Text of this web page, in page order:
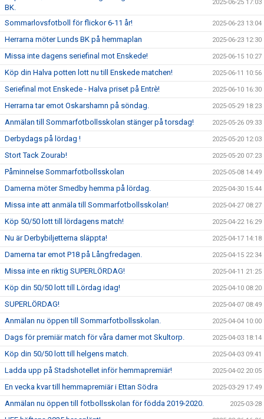
BK.
2025-06-25 17:03
Sommarlovsfotboll för flickor 6-11 år! 2025-06-23 13:04
Herrarna möter Lunds BK på hemmaplan 2025-06-23 12:30
Missa inte dagens seriefinal mot Enskede! 2025-06-15 10:27
Köp din Halva potten lott nu till Enskede matchen! 2025-06-11 10:56
Seriefinal mot Enskede - Halva priset på Entrè! 2025-06-10 16:30
Herrarna tar emot Oskarshamn på söndag. 2025-05-29 18:23
Anmälan till Sommarfotbollsskolan stänger på torsdag! 2025-05-26 09:33
Derbydags på lördag ! 2025-05-20 12:03
Stort Tack Zourab! 2025-05-20 07:23
Påminnelse Sommarfotbollsskolan 2025-05-08 14:49
Damerna möter Smedby hemma på lördag. 2025-04-30 15:44
Missa inte att anmäla till Sommarfotbollsskolan! 2025-04-27 08:27
Köp 50/50 lott till lördagens match! 2025-04-22 16:29
Nu är Derbybiljetterna släppta! 2025-04-17 14:18
Damerna tar emot P18 på Långfredagen. 2025-04-15 22:34
Missa inte en riktig SUPERLÖRDAG! 2025-04-11 21:25
Köp din 50/50 lott till Lördag idag! 2025-04-10 08:20
SUPERLÖRDAG! 2025-04-07 08:49
Anmälan nu öppen till Sommarfotbollsskolan. 2025-04-04 10:00
Dags för premiär match för våra damer mot Skultorp. 2025-04-03 18:14
Köp din 50/50 lott till helgens match. 2025-04-03 09:41
Ladda upp på Stadshotellet inför hemmapremiär! 2025-04-02 20:05
En vecka kvar till hemmapremiär i Ettan Södra 2025-03-29 17:49
Anmälan nu öppen till fotbollsskolan för födda 2019-2020. 2025-03-28